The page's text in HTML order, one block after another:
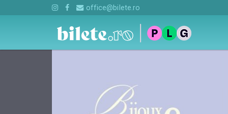
office@bilete.ro